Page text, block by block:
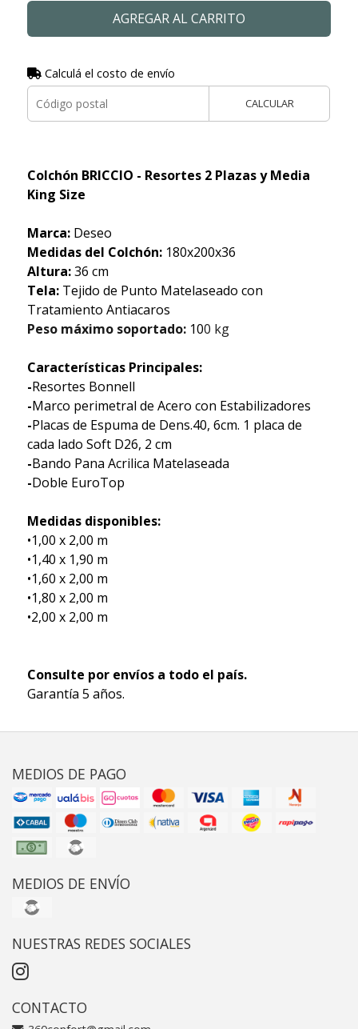
AGREGAR AL CARRITO
Calculá el costo de envío
CALCULAR
Colchón BRICCIO - Resortes 2 Plazas y Media
King Size
Marca:Deseo
Medidas del Colchón:180x200x36
Altura:36 cm
Tela:Tejido de Punto Matelaseado con
Tratamiento Antiacaros
Peso máximo soportado:100 kg
Características Principales:
-Resortes Bonnell
-Marco perimetral de Acero con Estabilizadores
-Placas de Espuma de Dens.40, 6cm. 1 placa de
cada lado Soft D26, 2 cm
-Bando Pana Acrilica Matelaseada
-Doble EuroTop
Medidas disponibles:
•1,00 x 2,00 m
•1,40 x 1,90 m
•1,60 x 2,00 m
•1,80 x 2,00 m
•2,00 x 2,00 m
Consulte por envíos a todo el país.
Garantía 5 años.
MEDIOS DE PAGO
MEDIOS DE ENVÍO
NUESTRAS REDES SOCIALES
CONTACTO